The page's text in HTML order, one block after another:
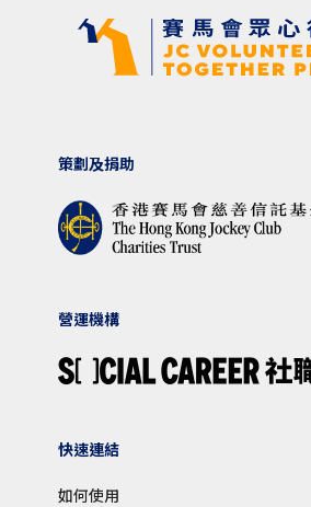
策劃及捐助
營運機構
快速連結
如何使用